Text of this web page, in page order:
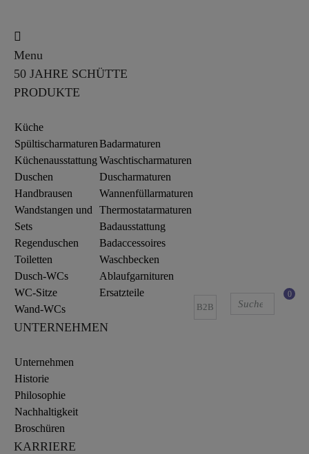
Menu
50 JAHRE SCHÜTTE
PRODUKTE
Küche
Spültischarmaturen
Küchenausstattung
Duschen
Handbrausen
Wandstangen und
Sets
Regenduschen
Toiletten
Dusch-WCs
WC-Sitze
Wand-WCs
Badarmaturen
Waschtischarmaturen
Duscharmaturen
Wannenfüllarmaturen
Thermostatarmaturen
Badausstattung
Badaccessoires
Waschbecken
Ablaufgarnituren
Ersatzteile
UNTERNEHMEN
Unternehmen
Historie
Philosophie
Nachhaltigkeit
Broschüren
KARRIERE
B2B
0